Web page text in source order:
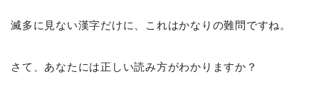
滅多に見ない漢字だけに、これはかなりの難問ですね。
さて、あなたには正しい読み方がわかりますか？